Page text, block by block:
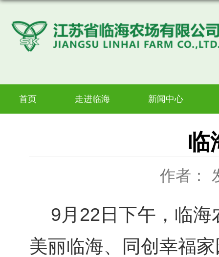
首页 走进临海 新闻中心
临
作者：
9月22日下午，临海
美丽临海、同创幸福